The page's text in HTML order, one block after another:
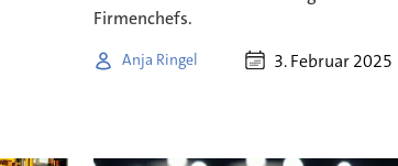
Firmenchefs.
Anja Ringel 3. Februar 2025